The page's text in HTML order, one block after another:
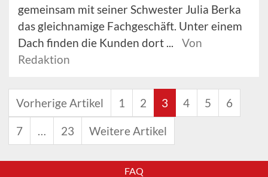
gemeinsam mit seiner Schwester Julia Berka
das gleichnamige Fachgeschäft. Unter einem
Dach finden die Kunden dort ...
Von
Redaktion
Vorherige Artikel 1 2 3 4 5 6
7 … 23 Weitere Artikel
FAQ